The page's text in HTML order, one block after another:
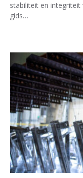
stabiliteit en integriteit
gids…